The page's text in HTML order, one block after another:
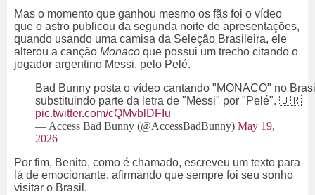
Mas o momento que ganhou mesmo os fãs foi o vídeo
que o astro publicou da segunda noite de apresentações,
quando usando uma camisa da Seleção Brasileira, ele
alterou a canção Monaco que possui um trecho citando o
jogador argentino Messi, pelo Pelé.
Bad Bunny posta o vídeo cantando "MONACO" no
substituindo parte da letra de "Messi" por "Pelé". 🇧🇷
pic.twitter.com/cQMvblDFIu
— Access Bad Bunny (@AccessBadBunny) May 19,
2026
Por fim, Benito, como é chamado, escreveu um texto para
lá de emocionante, afirmando que sempre foi seu sonho
visitar o Brasil.